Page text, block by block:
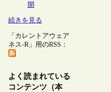
開
続きを見る
「カレントアウェア
ネス-R」用のRSS：
よく読まれている
コンテンツ（本